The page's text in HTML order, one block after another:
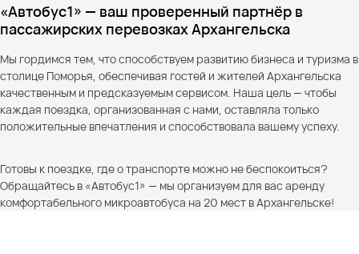
«Автобус1» — ваш проверенный партнёр в
пассажирских перевозках Архангельска
Мы гордимся тем, что способствуем развитию бизнеса и туризма в
столице Поморья, обеспечивая гостей и жителей Архангельска
качественным и предсказуемым сервисом. Наша цель — чтобы
каждая поездка, организованная с нами, оставляла только
положительные впечатления и способствовала вашему успеху.
Готовы к поездке, где о транспорте можно не беспокоиться?
Обращайтесь в «Автобус1» — мы организуем для вас аренду
комфортабельного микроавтобуса на 20 мест в Архангельске!